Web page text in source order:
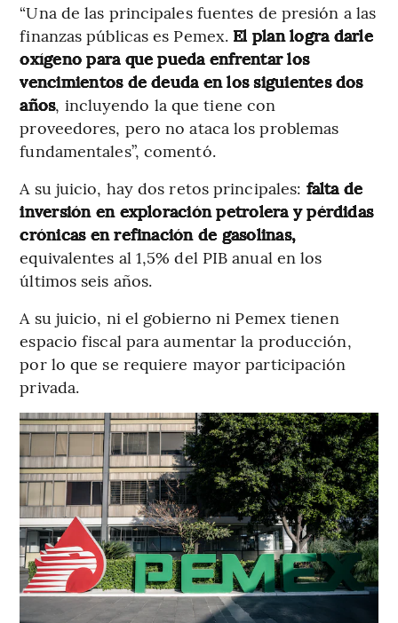
“Una de las principales fuentes de presión a las
finanzas públicas es Pemex. El plan logra darle
oxígeno para que pueda enfrentar los
vencimientos de deuda en los siguientes dos
años, incluyendo la que tiene con
proveedores, pero no ataca los problemas
fundamentales”, comentó.
A su juicio, hay dos retos principales: falta de
inversión en exploración petrolera y pérdidas
crónicas en refinación de gasolinas,
equivalentes al 1,5% del PIB anual en los
últimos seis años.
A su juicio, ni el gobierno ni Pemex tienen
espacio fiscal para aumentar la producción,
por lo que se requiere mayor participación
privada.